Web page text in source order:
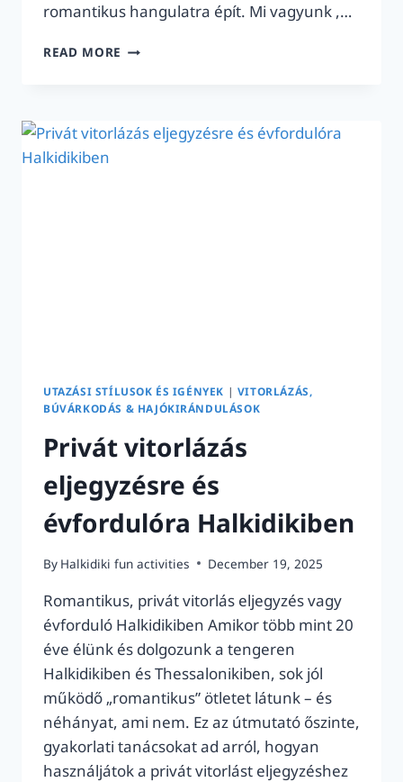
romantikus hangulatra épít. Mi vagyunk ,…
READ MORE NAPLEMENTE
HALKIDIKIN:
KÖNNYŰ
UTAZÁSI STÍLUSOK ÉS IGÉNYEK | VITORLÁZÁS,
BÚVÁRKODÁS & HAJÓKIRÁNDULÁSOK
Privát vitorlázás
eljegyzésre és
évfordulóra Halkidikiben
By Halkidiki fun activities December 19, 2025
Romantikus, privát vitorlás eljegyzés vagy
évforduló Halkidikiben Amikor több mint 20
éve élünk és dolgozunk a tengeren
Halkidikiben és Thessalonikiben, sok jól
működő „romantikus” ötletet látunk – és
néhányat, ami nem. Ez az útmutató őszinte,
gyakorlati tanácsokat ad arról, hogyan
használjátok a privát vitorlást eljegyzéshez